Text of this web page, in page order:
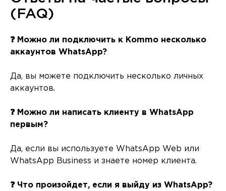
(FAQ)
❓ Можно ли подключить к Kommo несколько
аккаунтов WhatsApp?
Да, вы можете подключить несколько личных
аккаунтов.
❓ Можно ли написать клиенту в WhatsApp
первым?
Да, если вы используете WhatsApp Web или
WhatsApp Business и знаете номер клиента.
❓ Что произойдет, если я выйду из WhatsApp?